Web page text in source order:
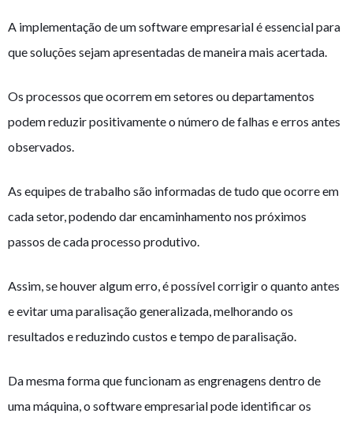
A implementação de um software empresarial é essencial para
que soluções sejam apresentadas de maneira mais acertada.
Os processos que ocorrem em setores ou departamentos
podem reduzir positivamente o número de falhas e erros antes
observados.
As equipes de trabalho são informadas de tudo que ocorre em
cada setor, podendo dar encaminhamento nos próximos
passos de cada processo produtivo.
Assim, se houver algum erro, é possível corrigir o quanto antes
e evitar uma paralisação generalizada, melhorando os
resultados e reduzindo custos e tempo de paralisação.
Da mesma forma que funcionam as engrenagens dentro de
uma máquina, o software empresarial pode identificar os